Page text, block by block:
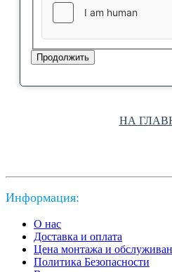
Продолжить
НА
Информация:
О нас
Доставка и оплата
Цена монтажа и
Политика Безопасности